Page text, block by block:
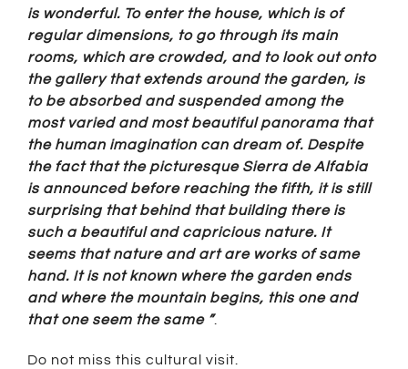
is wonderful. To enter the house, which is of
regular dimensions, to go through its main
rooms, which are crowded, and to look out onto
the gallery that extends around the garden, is
to be absorbed and suspended among the
most varied and most beautiful panorama that
the human imagination can dream of. Despite
the fact that the picturesque Sierra de Alfabia
is announced before reaching the fifth, it is still
surprising that behind that building there is
such a beautiful and capricious nature. It
seems that nature and art are works of same
hand. It is not known where the garden ends
and where the mountain begins, this one and
that one seem the same ”.
Do not miss this cultural visit.